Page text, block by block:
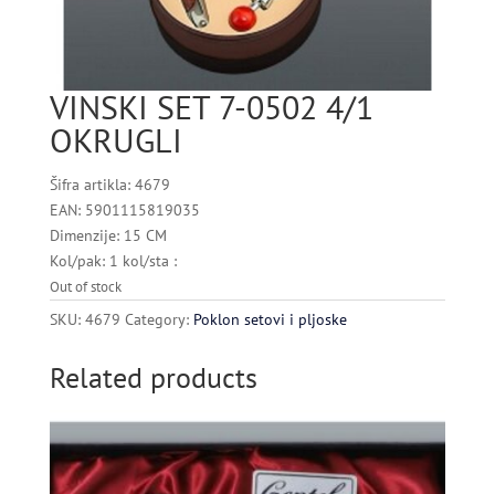
VINSKI SET 7-0502 4/1
OKRUGLI
Šifra artikla: 4679
EAN: 5901115819035
Dimenzije: 15 CM
Kol/pak: 1 kol/sta :
Out of stock
SKU: 4679 Category: Poklon setovi i pljoske
Related products